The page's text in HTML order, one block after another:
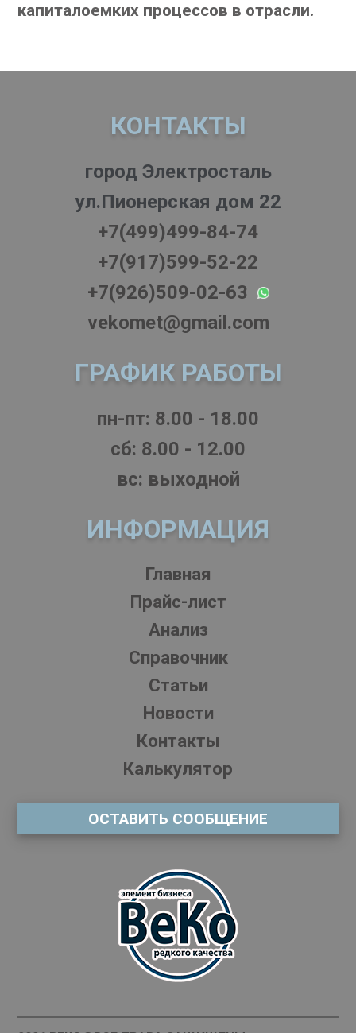
капиталоемких процессов в отрасли.
КОНТАКТЫ
город Электросталь
ул.Пионерская дом 22
+7(499)499-84-74
+7(917)599-52-22
+7(926)509-02-63
vekomet@gmail.com
ГРАФИК РАБОТЫ
пн-пт: 8.00 - 18.00
cб: 8.00 - 12.00
вс: выходной
ИНФОРМАЦИЯ
Главная
Прайс-лист
Анализ
Справочник
Статьи
Новости
Контакты
Калькулятор
ОСТАВИТЬ СООБЩЕНИЕ